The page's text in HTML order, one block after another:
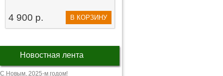
4 900 р. В КОРЗИНУ
Новостная лента
С Новым, 2025-м годом!